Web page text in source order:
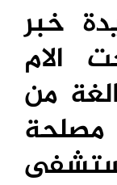
خبر
الام
من
مصلحة